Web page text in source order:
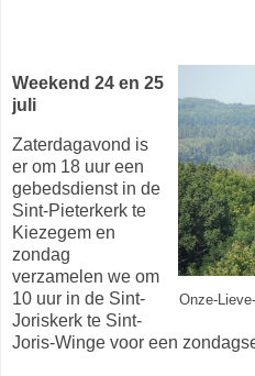
Onze-
Weekend 24 en 25
juli
Zaterdagavond is
er om 18 uur een
gebedsdienst in de
Sint-Pieterkerk te
Kiezegem en
zondag
verzamelen we om
10 uur in de Sint-
Joriskerk te Sint-
Joris-Winge voor een